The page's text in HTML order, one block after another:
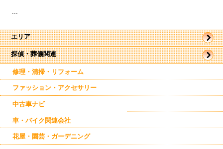
探偵・葬儀関連
修理・清掃・リフォーム
ファッション・アクセサリー
中古車ナビ
車・バイク関連会社
花屋・園芸・ガーデニング
エリア
帯広市
駅近郊